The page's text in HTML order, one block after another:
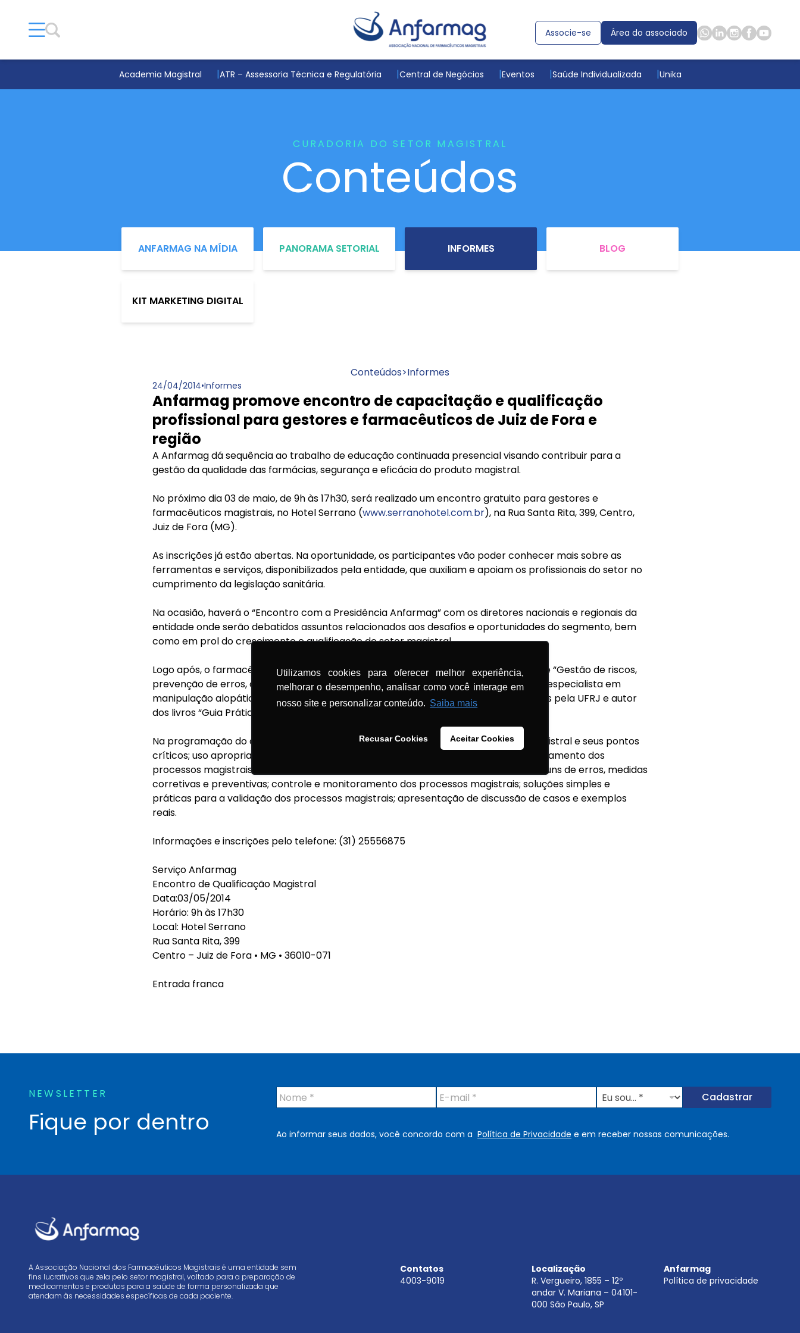
Utilizamos cookies para oferecer melhor experiência,
melhorar o desempenho, analisar como você interage em
nosso site e personalizar conteúdo. Saiba mais
Recusar Cookies Aceitar Cookies
Associe-se Área do associado
Academia Magistral ATR – Assessoria Técnica e Regulatória Central de Negócios Eventos Saúde Individualizada Unika
CURADORIA DO SETOR MAGISTRAL
Conteúdos
ANFARMAG NA MÍDIA PANORAMA SETORIAL INFORMES BLOG
KIT MARKETING DIGITAL
Conteúdos>Informes
24/04/2014•Informes
Anfarmag promove encontro de capacitação e qualificação
profissional para gestores e farmacêuticos de Juiz de Fora e
região
A Anfarmag dá sequência ao trabalho de educação continuada presencial visando contribuir para a
gestão da qualidade das farmácias, segurança e eficácia do produto magistral.
No próximo dia 03 de maio, de 9h às 17h30, será realizado um encontro gratuito para gestores e
farmacêuticos magistrais, no Hotel Serrano (www.serranohotel.com.br), na Rua Santa Rita, 399, Centro,
Juiz de Fora (MG).
As inscrições já estão abertas. Na oportunidade, os participantes vão poder conhecer mais sobre as
ferramentas e serviços, disponibilizados pela entidade, que auxiliam e apoiam os profissionais do setor no
cumprimento da legislação sanitária.
Na ocasião, haverá o “Encontro com a Presidência Anfarmag” com os diretores nacionais e regionais da
entidade onde serão debatidos assuntos relacionados aos desafios e oportunidades do segmento, bem
como em prol do crescimento e qualificação do setor magistral.
Logo após, o farmacêutico Anderson de Oliveira Ferreira irá ministrar um curso sobre “Gestão de riscos,
prevenção de erros, controle e monitoramento do processo magistral”. Anderson é especialista em
manipulação alopática magistral pela Anfarmag, mestre em Ciências Farmacêuticas pela UFRJ e autor
dos livros “Guia Prático da Farmácia Magistral” e “Preparações Orais Líquidas”.
Na programação do curso, prof. Anderson de Oliveira abordará sobre: processo Magistral e seus pontos
críticos; uso apropriado e racional do controle de qualidade na verificação e monitoramento dos
processos magistrais; estudo de erros e acidentes com medicamentos; causas comuns de erros, medidas
corretivas e preventivas; controle e monitoramento dos processos magistrais; soluções simples e
práticas para a validação dos processos magistrais; apresentação de discussão de casos e exemplos
reais.
Informações e inscrições pelo telefone: (31) 25556875
Serviço Anfarmag
Encontro de Qualificação Magistral
Data:03/05/2014
Horário: 9h às 17h30
Local: Hotel Serrano
Rua Santa Rita, 399
Centro – Juiz de Fora • MG • 36010-071
Entrada franca
NEWSLETTER
Fique por dentro
N
o
*
E
-
i
E
u
u
Cadastrar
Ao informar seus dados, você concordo com a Política de Privacidade e em receber nossas comunicações.
A Associação Nacional dos Farmacêuticos Magistrais é uma entidade sem
fins lucrativos que zela pelo setor magistral, voltado para a preparação de
medicamentos e produtos para a saúde de forma personalizada que
atendam às necessidades específicas de cada paciente.
Contatos
4003-9019
Localização
R. Vergueiro, 1855 – 12º
andar V. Mariana – 04101-
000 São Paulo, SP
Anfarmag
Política de privacidade